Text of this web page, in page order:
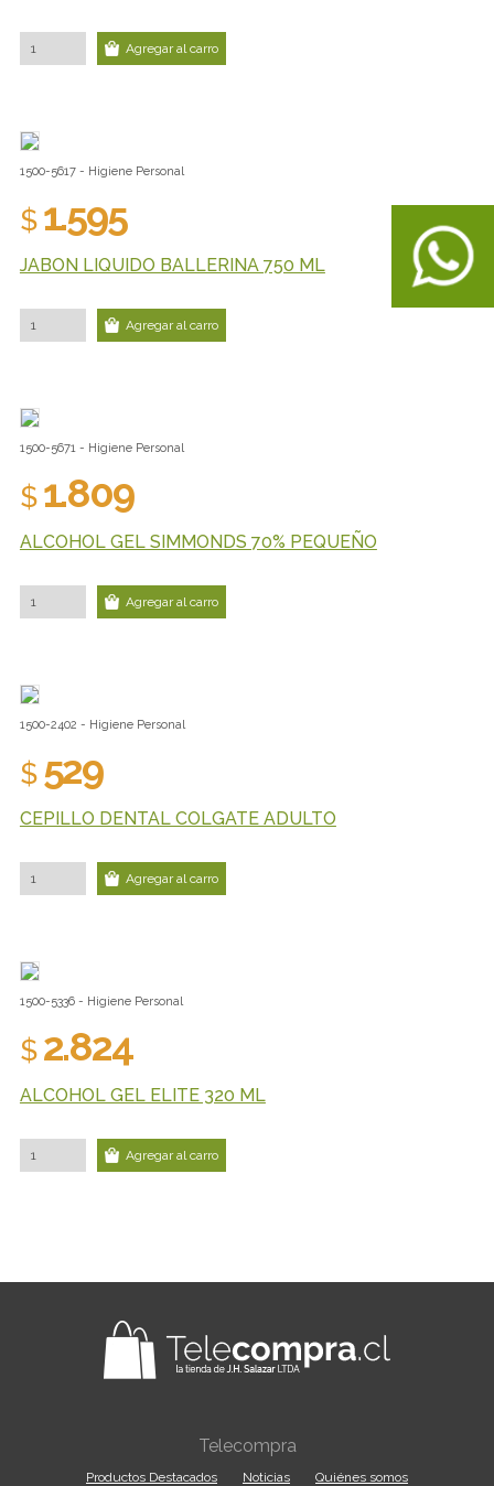
Agregar al carro
1500-5617 - Higiene Personal
$1.595
JABON LIQUIDO BALLERINA 750 ML
Agregar al carro
1500-5671 - Higiene Personal
$1.809
ALCOHOL GEL SIMMONDS 70% PEQUEÑO
Agregar al carro
1500-2402 - Higiene Personal
$529
CEPILLO DENTAL COLGATE ADULTO
Agregar al carro
1500-5336 - Higiene Personal
$2.824
ALCOHOL GEL ELITE 320 ML
Agregar al carro
Telecompra
Productos Destacados Noticias Quiénes somos